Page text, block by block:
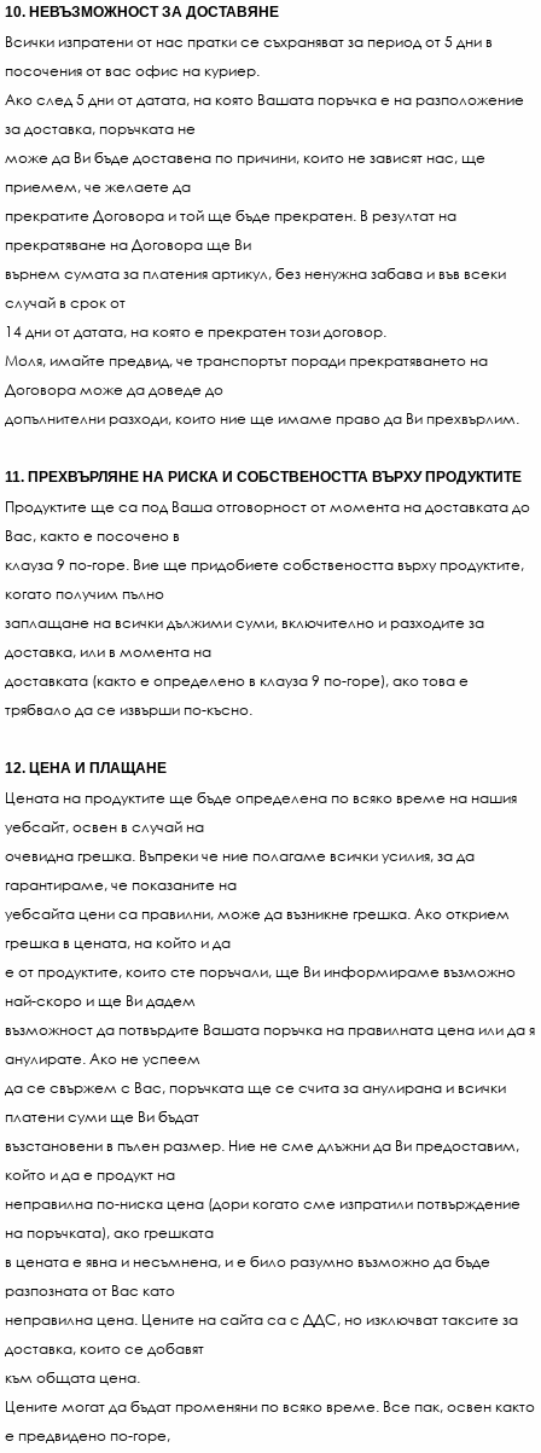
10. НЕВЪЗМОЖНОСТ ЗА ДОСТАВЯНЕ
Всички изпратени от нас пратки се съхраняват за период от 5 дни в
посочения от вас офис на куриер.
Ако след 5 дни от датата, на която Вашата поръчка е на разположение
за доставка, поръчката не
може да Ви бъде доставена по причини, които не зависят нас, ще
приемем, че желаете да
прекратите Договора и той ще бъде прекратен. В резултат на
прекратяване на Договора ще Ви
върнем сумата за платения артикул, без ненужна забава и във всеки
случай в срок от
14 дни от датата, на която е прекратен този договор.
Моля, имайте предвид, че транспортът поради прекратяването на
Договора може да доведе до
допълнителни разходи, които ние ще имаме право да Ви прехвърлим.
11. ПРЕХВЪРЛЯНЕ НА РИСКА И СОБСТВЕНОСТТА ВЪРХУ ПРОДУКТИТЕ
Продуктите ще са под Ваша отговорност от момента на доставката до
Вас, както е посочено в
клауза 9 по-горе. Вие ще придобиете собствеността върху продуктите,
когато получим пълно
заплащане на всички дължими суми, включително и разходите за
доставка, или в момента на
доставката (както е определено в клауза 9 по-горе), ако това е
трябвало да се извърши по-късно.
12. ЦЕНА И ПЛАЩАНЕ
Цената на продуктите ще бъде определена по всяко време на нашия
уебсайт, освен в случай на
очевидна грешка. Въпреки че ние полагаме всички усилия, за да
гарантираме, че показаните на
уебсайта цени са правилни, може да възникне грешка. Ако открием
грешка в цената, на който и да
е от продуктите, които сте поръчали, ще Ви информираме възможно
най-скоро и ще Ви дадем
възможност да потвърдите Вашата поръчка на правилната цена или да я
анулирате. Ако не успеем
да се свържем с Вас, поръчката ще се счита за анулирана и всички
платени суми ще Ви бъдат
възстановени в пълен размер. Ние не сме длъжни да Ви предоставим,
който и да е продукт на
неправилна по-ниска цена (дори когато сме изпратили потвърждение
на поръчката), ако грешката
в цената е явна и несъмнена, и е било разумно възможно да бъде
разпозната от Вас като
неправилна цена. Цените на сайта са с ДДС, но изключват таксите за
доставка, които се добавят
към общата цена.
Цените могат да бъдат променяни по всяко време. Все пак, освен както
е предвидено по-горе,